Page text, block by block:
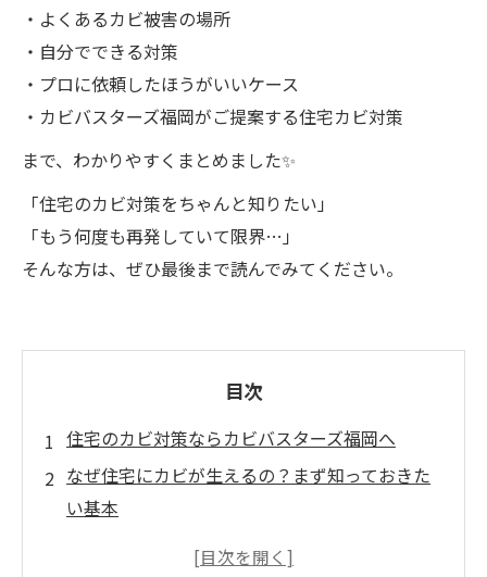
・よくあるカビ被害の場所
・自分でできる対策
・プロに依頼したほうがいいケース
・カビバスターズ福岡がご提案する住宅カビ対策
まで、わかりやすくまとめました✨
「住宅のカビ対策をちゃんと知りたい」
「もう何度も再発していて限界…」
そんな方は、ぜひ最後まで読んでみてください。
目次
住宅のカビ対策ならカビバスターズ福岡へ
なぜ住宅にカビが生えるの？まず知っておきた
い基本
住宅でカビが発生しやすい場所とは？